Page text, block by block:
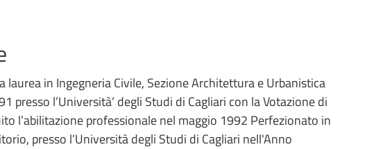
laurea in Ingegneria Civile, Sezione Architettura e Urbanistica
presso l’Università’ degli Studi di Cagliari con la Votazione di
l’abilitazione professionale nel maggio 1992 Perfezionato in
presso l’Università degli Studi di Cagliari nell'Anno